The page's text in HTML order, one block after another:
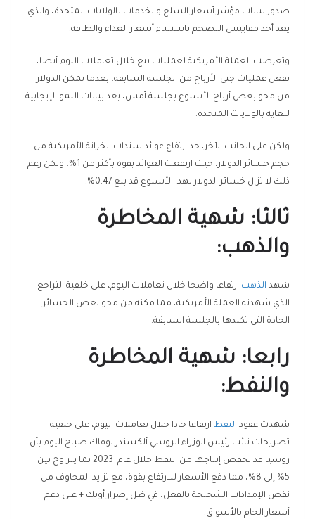
صدور بيانات مؤشر أسعار السلع والخدمات بالولايات المتحدة، والذي
يعد أحد مقاييس التضخم باستثناء أسعار الغذاء والطاقة.
وتعرضت العملة الأمريكية لعمليات بيع خلال تعاملات اليوم أيضا،
بفعل عمليات جني الأرباح من الجلسة السابقة، بعدما تمكن الدولار
من محو بعض أرباح الأسبوع بجلسة أمس، بعد بيانات النمو الإيجابية
للغاية بالولايات المتحدة.
ولكن على الجانب الآخر، حد ارتفاع عوائد سندات الخزانة الأمريكية من
حجم خسائر الدولار، حيث ارتفعت العوائد بقوة بأكثر من 1%، ولكن رغم
ذلك لا تزال خسائر الدولار لهذا الأسبوع قد بلغ 0.47%.
ثالثا: شهية المخاطرة
والذهب:
شهد الذهب ارتفاعا واضحا خلال تعاملات اليوم، على خلفية التراجع
الذي شهدته العملة الأمريكية، مما مكنه من محو بعض الخسائر
الحادة التي تكبدها بالجلسة السابقة.
رابعا: شهية المخاطرة
والنفط:
شهدت عقود النفط ارتفاعا حادا خلال تعاملات اليوم، على خلفية
تصريحات نائب رئيس الوزراء الروسي ألكسندر نوفاك صباح اليوم بأن
روسيا قد تخفض إنتاجها من النفط خلال عام 2023 بما يتراوح بين
5% إلى 8%، مما دفع الأسعار للارتفاع بقوة، مع تزايد المخاوف من
نقص الإمدادات الشحيحة بالفعل، في ظل إصرار أوبك + على دعم
أسعار الخام بالأسواق.